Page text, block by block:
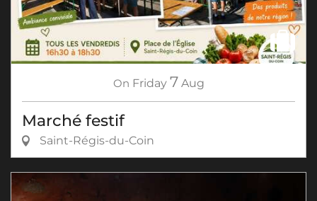
On Friday 7 Aug
Marché festif
Saint-Régis-du-Coin